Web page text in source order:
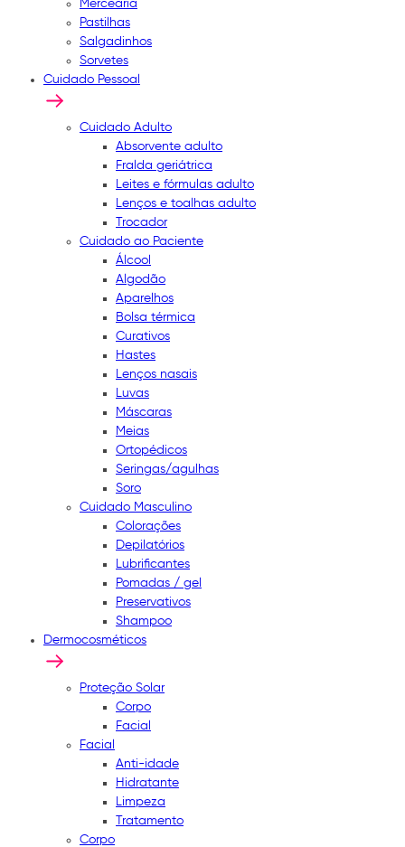
Mercearia
Pastilhas
Salgadinhos
Sorvetes
Cuidado Pessoal
Cuidado Adulto
Absorvente adulto
Fralda geriátrica
Leites e fórmulas adulto
Lenços e toalhas adulto
Trocador
Cuidado ao Paciente
Álcool
Algodão
Aparelhos
Bolsa térmica
Curativos
Hastes
Lenços nasais
Luvas
Máscaras
Meias
Ortopédicos
Seringas/agulhas
Soro
Cuidado Masculino
Colorações
Depilatórios
Lubrificantes
Pomadas / gel
Preservativos
Shampoo
Dermocosméticos
Proteção Solar
Corpo
Facial
Facial
Anti-idade
Hidratante
Limpeza
Tratamento
Corpo